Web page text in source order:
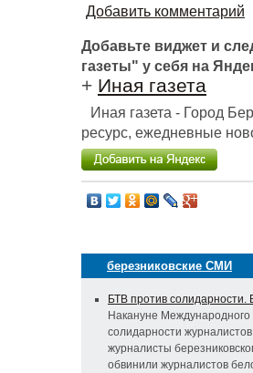
Добавить комментарий
Добавьте виджет и
газеты" у себя на
+ Иная газета
Иная газета - Город
ресурс, ежедневные
березниковские СМИ
БТВ против солидарности.
Накануне Международного
солидарности журналистов
журналисты
обвинили журналистов